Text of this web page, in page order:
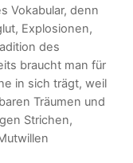
Vokabular, denn
Explosionen,
des
braucht man für
in sich trägt, weil
Träumen und
Strichen,